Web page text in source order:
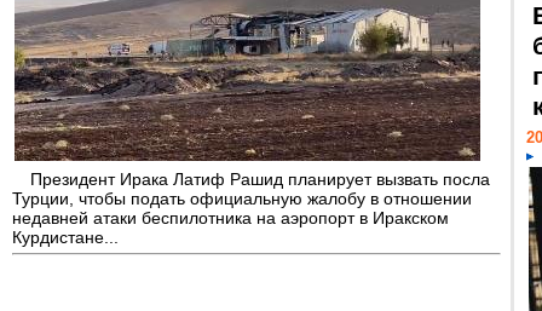
Президент Ирака Латиф Рашид планирует вызвать посла
Турции, чтобы подать официальную жалобу в отношении
недавней атаки беспилотника на аэропорт в Иракском
Курдистане...